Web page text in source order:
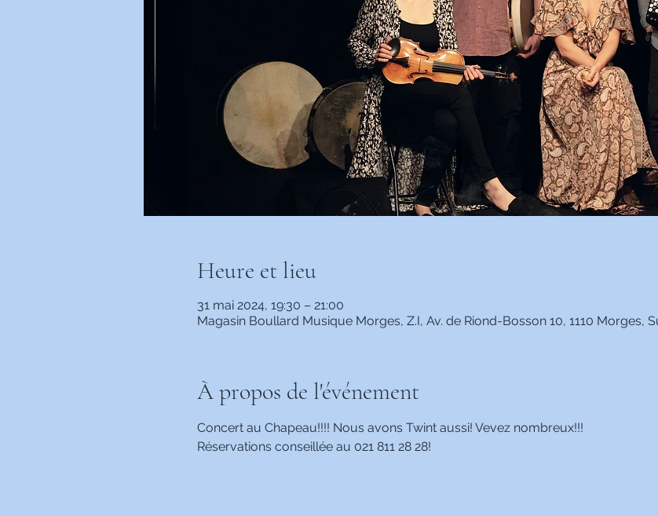
Heure et lieu
31 mai 2024, 19:30 – 21:00
Magasin Boullard Musique Morges, Z.I, Av. de Riond-Bosson 10, 1110 Morges,
À propos de l'événement
Concert au Chapeau!!!! Nous avons Twint aussi! Vevez nombreux!!!
Réservations conseillée au 021 811 28 28!